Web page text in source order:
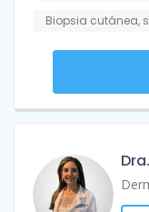
Biopsia cutánea,